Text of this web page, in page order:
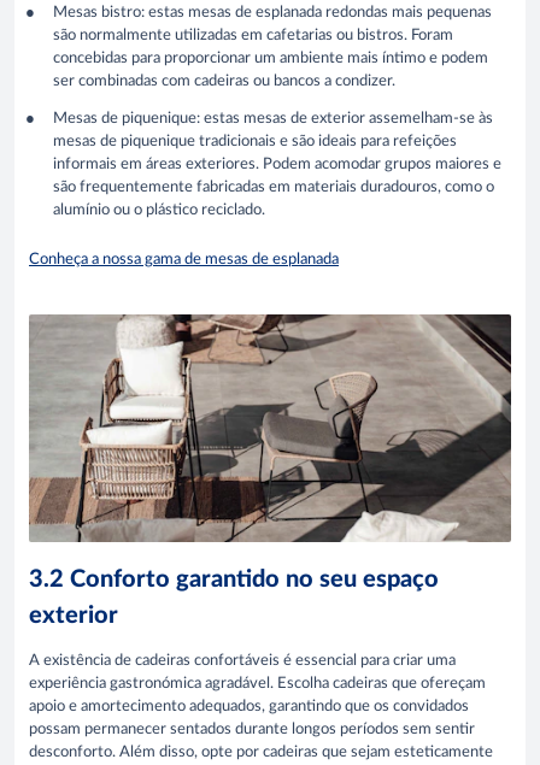
Mesas bistro: estas mesas de esplanada redondas mais pequenas
são normalmente utilizadas em cafetarias ou bistros. Foram
concebidas para proporcionar um ambiente mais íntimo e podem
ser combinadas com cadeiras ou bancos a condizer.
Mesas de piquenique: estas mesas de exterior assemelham-se às
mesas de piquenique tradicionais e são ideais para refeições
informais em áreas exteriores. Podem acomodar grupos maiores e
são frequentemente fabricadas em materiais duradouros, como o
alumínio ou o plástico reciclado.
Conheça a nossa gama de mesas de esplanada
3.2 Conforto garantido no seu espaço
exterior
A existência de cadeiras confortáveis é essencial para criar uma
experiência gastronómica agradável. Escolha cadeiras que ofereçam
apoio e amortecimento adequados, garantindo que os convidados
possam permanecer sentados durante longos períodos sem sentir
desconforto. Além disso, opte por cadeiras que sejam esteticamente